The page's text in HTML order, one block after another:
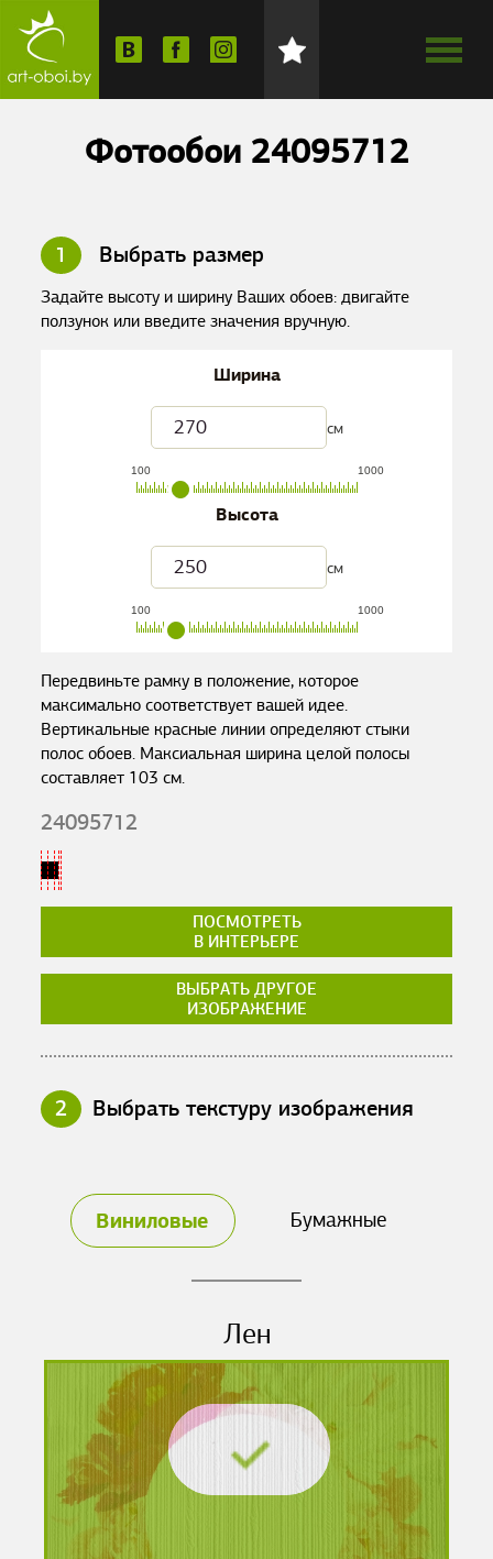
Фотообои 24095712
1 Выбрать размер
Задайте высоту и ширину Ваших обоев: двигайте
ползунок или введите значения вручную.
Ширина
см
100 1000
Высота
см
100 1000
Передвиньте рамку в положение, которое
максимально соответствует вашей идее.
Вертикальные красные линии определяют стыки
полос обоев. Максиальная ширина целой полосы
составляет 103 см.
24095712
ПОСМОТРЕТЬ
В ИНТЕРЬЕРЕ
ВЫБРАТЬ ДРУГОЕ
ИЗОБРАЖЕНИЕ
2 Выбрать текстуру изображения
Виниловые Бумажные
Лен